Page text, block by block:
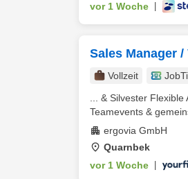
vor 1 Woche
Sales Manager
Vollzeit
... & Silvester
Teamevents &
ergovia GmbH
Quarnbek
vor 1 Woche